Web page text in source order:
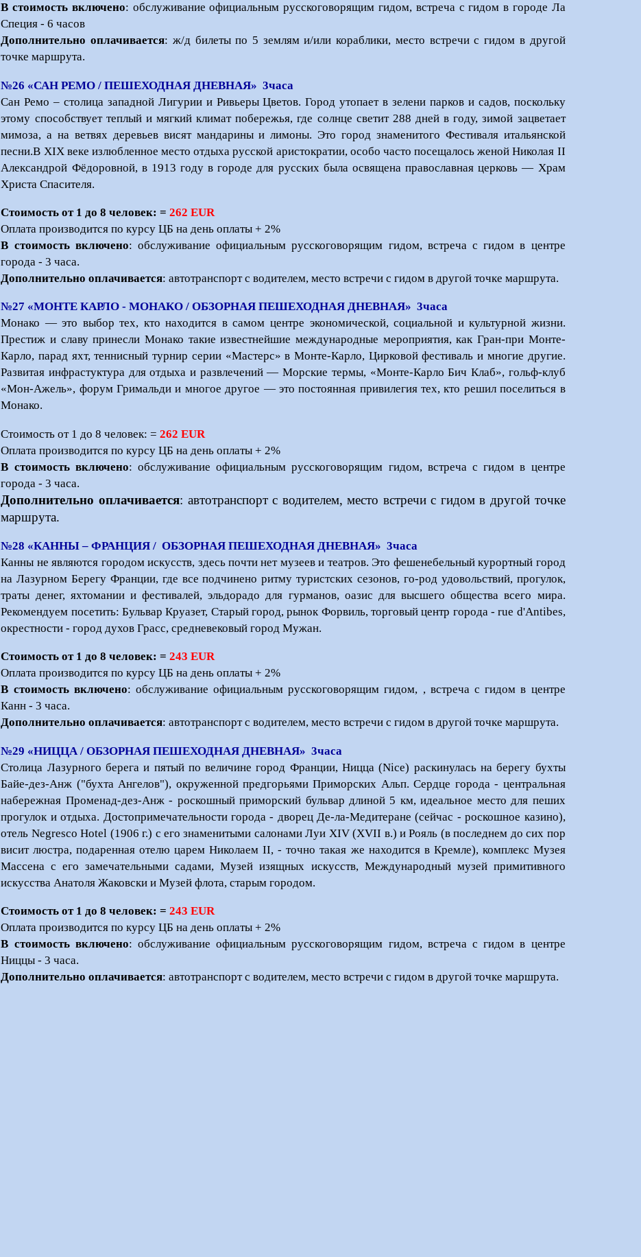
В стоимость включено: обслуживание официальным русскоговорящим гидом, встреча с гидом в городе Ла
Специя - 6 часов
Дополнительно оплачивается: ж/д билеты по 5 землям и/или кораблики, место встречи с гидом в другой
точке маршрута.
№26 «САН РЕМО / ПЕШЕХОДНАЯ ДНЕВНАЯ» 3часа
Сан Ремо – столица западной Лигурии и Ривьеры Цветов. Город утопает в зелени парков и садов, поскольку
этому способствует теплый и мягкий климат побережья, где солнце светит 288 дней в году, зимой зацветает
мимоза, а на ветвях деревьев висят мандарины и лимоны. Это город знаменитого Фестиваля итальянской
песни.В XIX веке излюбленное место отдыха русской аристократии, особо часто посещалось женой Николая II
Александрой Фёдоровной, в 1913 году в городе для русских была освящена православная церковь — Храм
Христа Спасителя.
Стоимость от 1 до 8 человек: =262 EUR
Оплата производится по курсу ЦБ на день оплаты + 2%
В стоимость включено: обслуживание официальным русскоговорящим гидом, встреча с гидом в центре
города - 3 часа.
Дополнительно оплачивается: автотранспорт с водителем, место встречи с гидом в другой точке маршрута.
№27 «МОНТЕ КАРЛО - МОНАКО / ОБЗОРНАЯ ПЕШЕХОДНАЯ ДНЕВНАЯ» 3часа
Монако — это выбор тех, кто находится в самом центре экономической, социальной и культурной жизни.
Престиж и славу принесли Монако такие известнейшие международные мероприятия, как Гран-при Монте-
Карло, парад яхт, теннисный турнир серии «Мастерс» в Монте-Карло, Цирковой фестиваль и многие другие.
Развитая инфрастуктура для отдыха и развлечений — Морские термы, «Монте-Карло Бич Клаб», гольф-клуб
«Мон-Ажель», форум Гримальди и многое другое — это постоянная привилегия тех, кто решил поселиться в
Монако.
Стоимость от 1 до 8 человек: =262 EUR
Оплата производится по курсу ЦБ на день оплаты + 2%
В стоимость включено: обслуживание официальным русскоговорящим гидом, встреча с гидом в центре
города - 3 часа.
Дополнительно оплачивается: автотранспорт с водителем, место встречи с гидом в другой точке
маршрута.
№28 «КАННЫ – ФРАНЦИЯ / ОБЗОРНАЯ ПЕШЕХОДНАЯ ДНЕВНАЯ» 3часа
Канны не являются городом искусств, здесь почти нет музеев и театров. Это фешенебельный курортный город
на Лазурном Берегу Франции, где все подчинено ритму туристских сезонов, го-род удовольствий, прогулок,
траты денег, яхтомании и фестивалей, эльдорадо для гурманов, оазис для высшего общества всего мира.
Рекомендуем посетить: Бульвар Круазет, Старый город, рынок Форвиль, торговый центр города - rue d'Antibes,
окрестности - город духов Грасс, средневековый город Мужан.
Стоимость от 1 до 8 человек: =243 EUR
Оплата производится по курсу ЦБ на день оплаты + 2%
В стоимость включено: обслуживание официальным русскоговорящим гидом, , встреча с гидом в центре
Канн - 3 часа.
Дополнительно оплачивается: автотранспорт с водителем, место встречи с гидом в другой точке маршрута.
№29 «НИЦЦА / ОБЗОРНАЯ ПЕШЕХОДНАЯ ДНЕВНАЯ» 3часа
Столица Лазурного берега и пятый по величине город Франции, Ницца (Nice) раскинулась на берегу бухты
Байе-дез-Анж ("бухта Ангелов"), окруженной предгорьями Приморских Альп. Сердце города - центральная
набережная Променад-дез-Анж - роскошный приморский бульвар длиной 5 км, идеальное место для пеших
прогулок и отдыха. Достопримечательности города - дворец Де-ла-Медитеране (сейчас - роскошное казино),
отель Negresco Hotel (1906 г.) с его знаменитыми салонами Луи XIV (XVII в.) и Рояль (в последнем до сих пор
висит люстра, подаренная отелю царем Николаем II, - точно такая же находится в Кремле), комплекс Музея
Массена с его замечательными садами, Музей изящных искусств, Международный музей примитивного
искусства Анатоля Жаковски и Музей флота, старым городом.
Стоимость от 1 до 8 человек: =243 EUR
Оплата производится по курсу ЦБ на день оплаты + 2%
В стоимость включено: обслуживание официальным русскоговорящим гидом, встреча с гидом в центре
Ниццы - 3 часа.
Дополнительно оплачивается: автотранспорт с водителем, место встречи с гидом в другой точке маршрута.